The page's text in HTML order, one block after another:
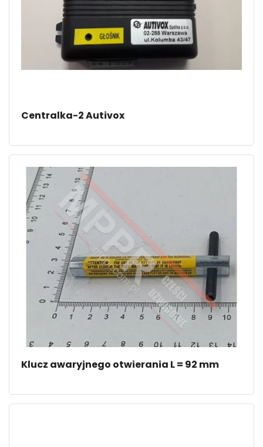
Centralka-2 Autivox
Klucz awaryjnego otwierania L = 92 mm